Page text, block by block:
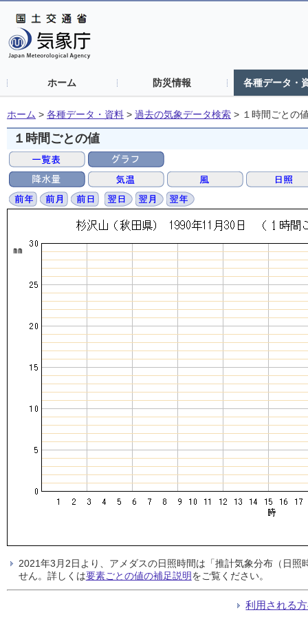
ホーム 防災情報 各種データ・
ホーム > 各種データ・資料 > 過去の気象データ検索 > １時間ごとの
１時間ごとの値
2021年3月2日より、アメダスの日照時間は「推計気象分布（日
せん。詳しくは要素ごとの値の補足説明をご覧ください。
利用される